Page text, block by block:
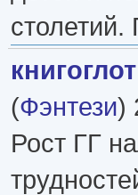
книгоглот
(Фэнтези)
Рост ГГ